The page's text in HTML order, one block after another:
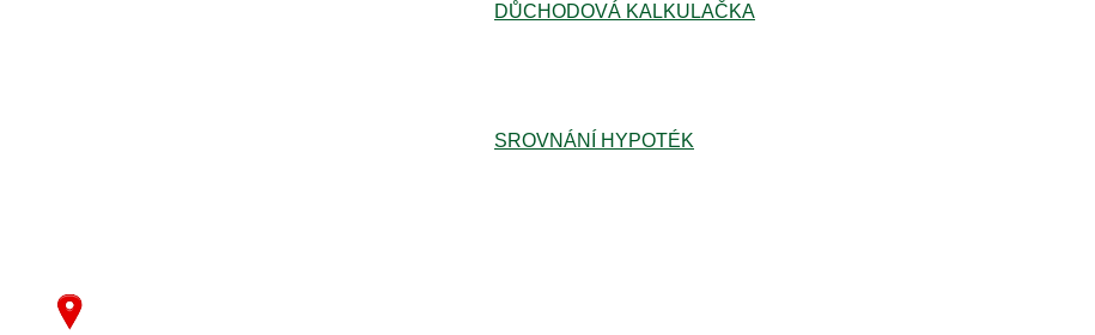
DŮCHODOVÁ KALKULAČKA
SROVNÁNÍ HYPOTÉK